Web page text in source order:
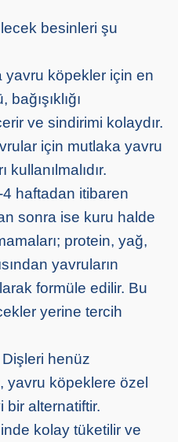
besinleri şu
yavru köpekler için en
ve sindirimi kolaydır.
için mutlaka yavru
haftadan itibaren
sonra ise kuru halde
protein, yağ,
yavruların
formüle edilir. Bu
yerine tercih
henüz
yavru köpeklere özel
bir alternatiftir.
kolay tüketilir ve